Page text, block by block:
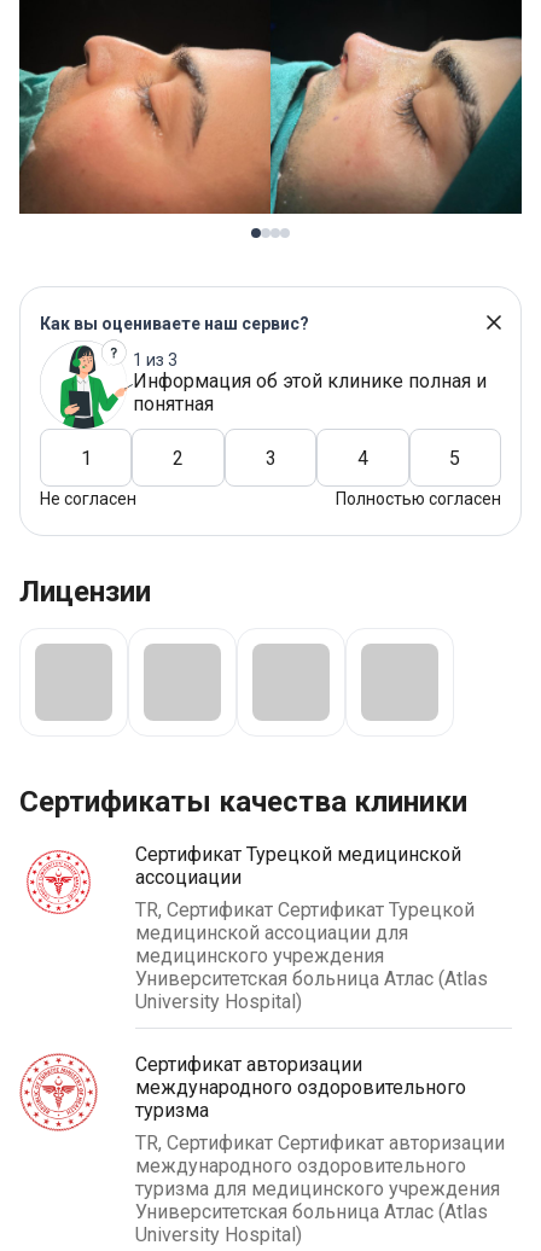
Как вы оцениваете наш сервис?
1 из 3
Информация об этой клинике полная и
понятная
1 2 3 4 5
Не согласен Полностью согласен
Лицензии
Сертификаты качества клиники
Сертификат Турецкой медицинской
ассоциации
TR, Сертификат Сертификат Турецкой
медицинской ассоциации для
медицинского учреждения
Университетская больница Атлас (Atlas
University Hospital)
Сертификат авторизации
международного оздоровительного
туризма
TR, Сертификат Сертификат авторизации
международного оздоровительного
туризма для медицинского учреждения
Университетская больница Атлас (Atlas
University Hospital)